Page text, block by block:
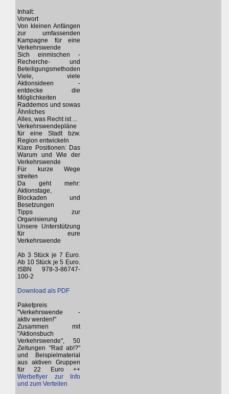
Inhalt:
Vorwort
Von kleinen Anfängen
zur umfassenden
Kampagne für eine
Verkehrswende
Sich einmischen -
Recherche- und
Beteiligungsmethoden
Viele, viele
Aktionsideen -
entdecke die
Möglichkeiten
Raddemos und sowas
Ähnliches
Alles, was Recht ist ...
Verkehrswendepläne
für eine Stadt bzw.
Region entwickeln
Klare Positionen: Das
Warum und Wie der
Verkehrswende
Für kurze Wege
streiten
Da geht mehr:
Aktionstage,
Blockaden und
Besetzungen
Tipps zur
Organisierung
Unsere Unterstützung
für eure
Verkehrswende
Ab 3 Stück je 7 Euro.
Ab 10 Stück je 5 Euro.
ISBN 978-3-86747-
100-2
Download als PDF
Paketpreis
"Verkehrswende -
aktiv werden!"
Zusammen mit
"Aktionsbuch
Verkehrswende", 50
Zeitungen "Rad ab!?"
und Beispielmaterial
aus aktiven Gruppen
für 22 Euro ++
Werbeflyer zur Info
und zum Verteilen